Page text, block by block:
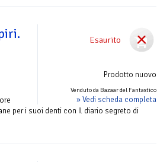
Esaurito
Prodotto nuovo
Venduto da Bazaar del Fantastico
» Vedi scheda completa
per i suoi denti con Il diario segreto di